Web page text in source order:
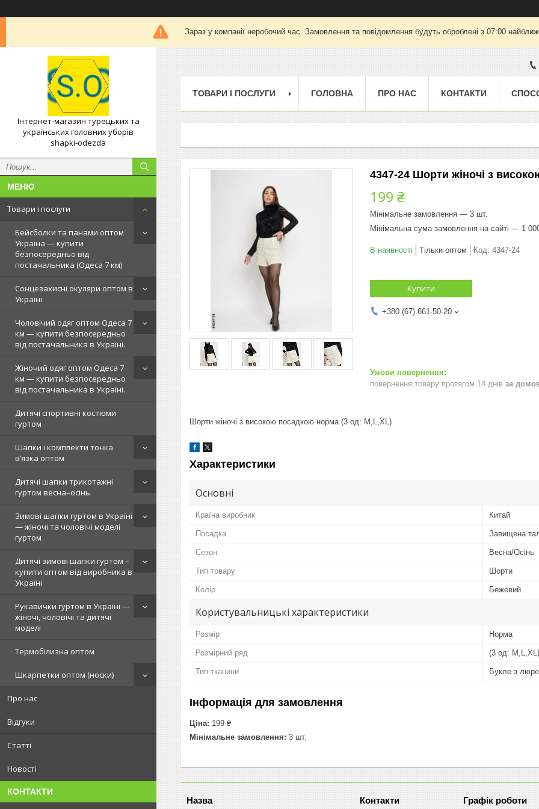
Зараз у компанії неробочий час. Замовлення та повідомлення будуть оброблені з 07:00
Інтернет-магазин турецьких та
українських головних уборів
shapki-odezda
Товари і послуги
Бейсболки та панами оптом
Україна — купити
безпосередньо від
постачальника (Одеса 7 км)
Сонцезахисні окуляри оптом в
Україні
Чоловічий одяг оптом Одеса 7
км — купити безпосередньо
від постачальника в Україні.
Жіночий одяг оптом Одеса 7
км — купити безпосередньо
від постачальника в Україні.
Дитячі спортивні костюми
гуртом
Шапки і комплекти тонка
в’язка оптом
Дитячі шапки трикотажні
гуртом весна–осінь
Зимові шапки гуртом в Україні
— жіночі та чоловічі моделі
гуртом
Дитячі зимові шапки гуртом –
купити оптом від виробника в
Україні
Рукавички гуртом в Україні —
жіночі, чоловічі та дитячі
моделі
Термобілизна оптом
Шкарпетки оптом (носки)
Про нас
Відгуки
Статті
Новості
КОНТАКТИ
ТОВАРИ І ПОСЛУГИ ГОЛОВНА ПРО НАС КОНТАКТИ
4347-24 Шорти жіночі з
199 ₴
Мінімальне замовлення — 3 шт.
Мінімальна сума замовлення на сайті — 1
В наявності Тільки оптом Код: 4347-24
Купити
+380 (67) 661-50-20
повернення товару протягом 14 днів за
Шорти жіночі з високою посадкою норма (3 од: M,L,XL)
Характеристики
Основні
Країна виробник Китай
Посадка Завищена
Сезон Весна/Осінь
Тип товару Шорти
Колір Бежевий
Користувальницькі характеристики
Розмір Норма
Розмірний ряд (3 од: M,L,XL)
Тип тканини Букле з
Інформація для замовлення
Ціна: 199 ₴
Мінімальне замовлення: 3 шт.
Графік роботи